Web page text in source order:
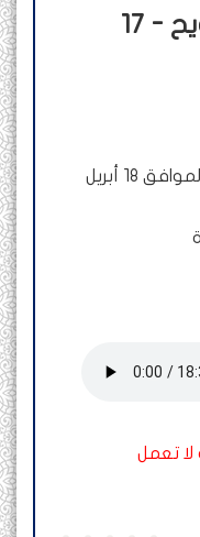
الاثنين 17 من رمضان 1443هـ الموافق 18 أبريل
تعمل